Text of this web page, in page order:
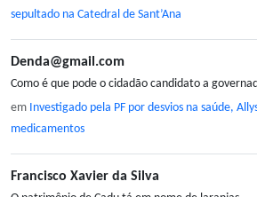
sepultado na Catedral de Sant’Ana
Denda@gmail.com
Como é que pode o cidadão candidato a
em Investigado pela PF por desvios na saúde,
medicamentos
Francisco Xavier da Silva